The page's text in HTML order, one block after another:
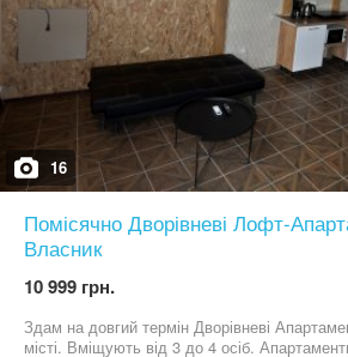
16
Помісячно Дворівневі Лофт-
Власник
10 999 грн.
Здам на довгий термін Дворівневі
місті. Вміщують від 3 до 4 осіб.